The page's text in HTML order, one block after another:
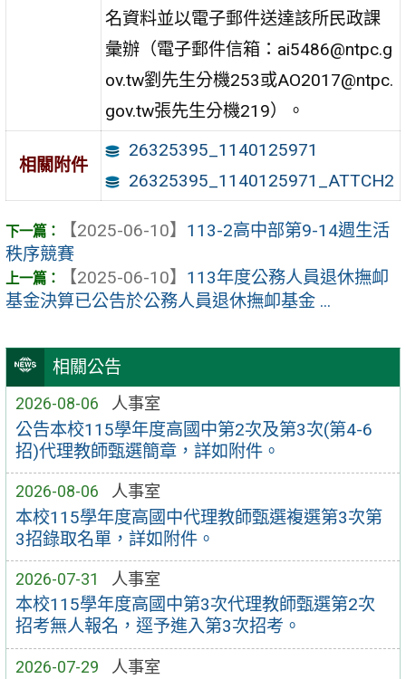
相關公告
2026-08-06 人事室
公告本校115學年度高國中第2次及第3次(第4-6
招)代理教師甄選簡章，詳如附件。
2026-08-06 人事室
本校115學年度高國中代理教師甄選複選第3次第
3招錄取名單，詳如附件。
2026-07-31 人事室
本校115學年度高國中第3次代理教師甄選第2次
招考無人報名，逕予進入第3次招考。
2026-07-29 人事室
名資料並以電子郵件送達該所民政課
彙辦（電子郵件信箱：ai5486@ntpc.g
ov.tw劉先生分機253或AO2017@ntpc.
gov.tw張先生分機219）。
相關附件
26325395_1140125971
26325395_1140125971_ATTCH2
【2025-06-10】 113-2高中部第9-14週生活
秩序競賽
【2025-06-10】 113年度公務人員退休撫卹
基金決算已公告於公務人員退休撫卹基金 ...